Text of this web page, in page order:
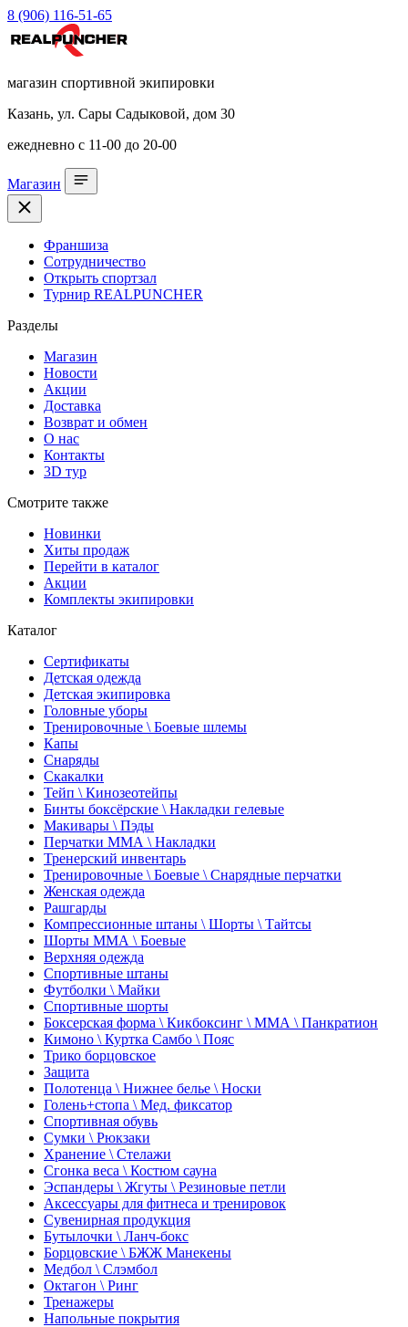
8 (906) 116-51-65
магазин спортивной экипировки
Казань, ул. Сары Садыковой, дом 30
ежедневно с 11-00 до 20-00
Магазин
Франшиза
Сотрудничество
Открыть спортзал
Турнир REALPUNCHER
Разделы
Магазин
Новости
Акции
Доставка
Возврат и обмен
О нас
Контакты
3D тур
Смотрите также
Новинки
Хиты продаж
Перейти в каталог
Акции
Комплекты экипировки
Каталог
Сертификаты
Детская одежда
Детская экипировка
Головные уборы
Тренировочные \ Боевые шлемы
Капы
Снаряды
Скакалки
Тейп \ Кинозеотейпы
Бинты боксёрские \ Накладки гелевые
Макивары \ Пэды
Перчатки ММА \ Накладки
Тренерский инвентарь
Тренировочные \ Боевые \ Снарядные перчатки
Женская одежда
Рашгарды
Компрессионные штаны \ Шорты \ Тайтсы
Шорты ММА \ Боевые
Верхняя одежда
Спортивные штаны
Футболки \ Майки
Спортивные шорты
Боксерская форма \ Кикбоксинг \ ММА \ Панкратион
Кимоно \ Куртка Самбо \ Пояс
Трико борцовское
Защита
Полотенца \ Нижнее белье \ Носки
Голень+стопа \ Мед. фиксатор
Спортивная обувь
Сумки \ Рюкзаки
Хранение \ Стелажи
Сгонка веса \ Костюм сауна
Эспандеры \ Жгуты \ Резиновые петли
Аксессуары для фитнеса и тренировок
Сувенирная продукция
Бутылочки \ Ланч-бокс
Борцовские \ БЖЖ Манекены
Медбол \ Слэмбол
Октагон \ Ринг
Тренажеры
Напольные покрытия